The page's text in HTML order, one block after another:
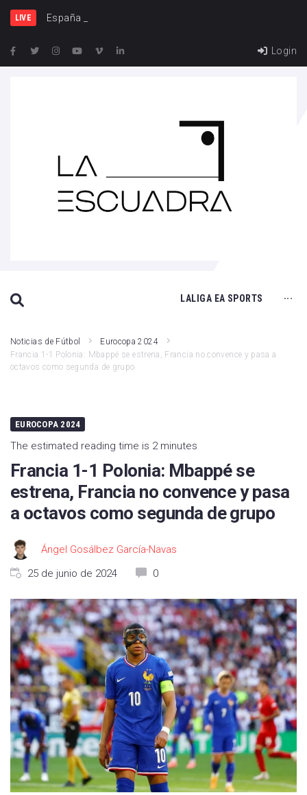
LIVE España y Francia, un
Login
LALIGA EA SPORTS
Atlético de Madrid
Valencia CF
Girona FC
FC Barcelona
Real Sociedad
UD Las Palmas
CD Leganés
Celta de Vigo
Getafe CF
RCD Mallorca
Real Valladolid
···
Fútbol Internacional
Segunda RFEF
Noticias de Fútbol
Eurocopa 2024
Francia 1-1 Polonia: Mbappé se estrena, Francia no convence y pasa a
octavos como segunda de grupo
EUROCOPA 2024
The estimated reading time is 2 minutes
Francia 1-1 Polonia: Mbappé se
estrena, Francia no convence y pasa
a octavos como segunda de grupo
Ángel Gosálbez García-Navas
25 de junio de 2024
0